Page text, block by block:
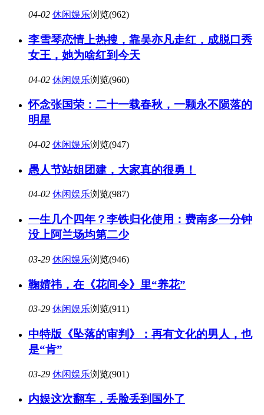
04-02 休闲娱乐浏览(962)
李雪琴恋情上热搜，靠吴亦凡走红，成脱口秀
女王，她为啥红到今天
04-02 休闲娱乐浏览(960)
怀念张国荣：二十一载春秋，一颗永不陨落的
明星
04-02 休闲娱乐浏览(947)
愚人节站姐团建，大家真的很勇！
04-02 休闲娱乐浏览(987)
一生几个四年？李铁归化使用：费南多一分钟
没上阿兰场均第二少
03-29 休闲娱乐浏览(946)
鞠婧祎，在《花间令》里“养花”
03-29 休闲娱乐浏览(911)
中特版《坠落的审判》：再有文化的男人，也
是“肯”
03-29 休闲娱乐浏览(901)
内娱这次翻车，丢脸丢到国外了